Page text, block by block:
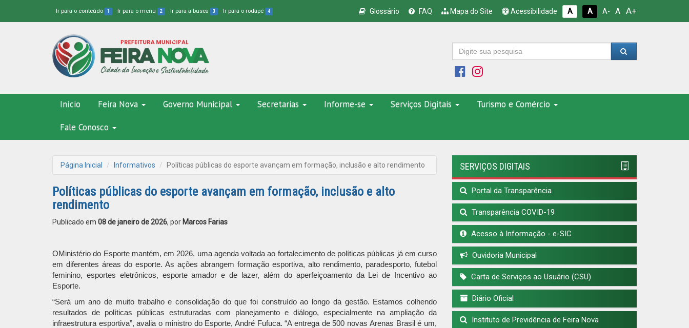
Ir para o conteúdo 1 Ir para o menu 2 Ir para a busca 3 Ir para o rodapé 4 Glossário FAQ Mapa do Site Acessibilidade A A A- A A+
Início Feira Nova Governo Municipal Secretarias Informe-se Serviços Digitais Turismo e Comércio
Fale Conosco
Página Inicial Informativos Políticas públicas do esporte avançam em formação, inclusão e alto rendimento
Políticas públicas do esporte avançam em formação, inclusão e alto
rendimento
Publicado em 08 de janeiro de 2026, por Marcos Farias
OMinistério do Esporte mantém, em 2026, uma agenda voltada ao fortalecimento de políticas públicas já em curso
em diferentes áreas do esporte. As ações abrangem formação esportiva, alto rendimento, paradesporto, futebol
feminino, esportes eletrônicos, esporte amador e de lazer, além do aperfeiçoamento da Lei de Incentivo ao
Esporte.
“Será um ano de muito trabalho e consolidação do que foi construído ao longo da gestão. Estamos colhendo
resultados de políticas públicas estruturadas com planejamento e diálogo, especialmente na ampliação da
infraestrutura esportiva”, avalia o ministro do Esporte, André Fufuca. “A entrega de 500 novas Arenas Brasil é um,
SERVIÇOS DIGITAIS
Portal da Transparência
Transparência COVID-19
Acesso à Informação - e-SIC
Ouvidoria Municipal
Carta de Serviços ao Usuário (CSU)
Diário Oficial
Instituto de Previdência de Feira Nova